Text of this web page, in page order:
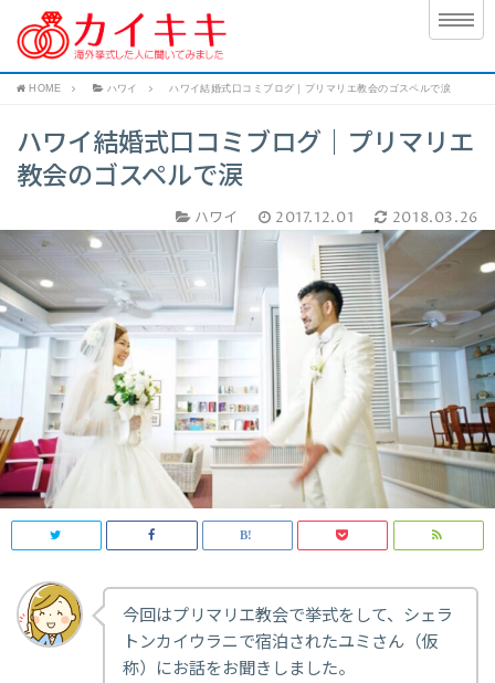
HOME ハワイ ハワイ結婚式口コミブログ｜プリマリエ教会のゴスペルで涙
ハワイ結婚式口コミブログ｜プリマリエ
教会のゴスペルで涙
ハワイ 2017.12.01 2018.03.26
今回はプリマリエ教会で挙式をして、シェラ
トンカイウラニで宿泊されたユミさん（仮
称）にお話をお聞きしました。